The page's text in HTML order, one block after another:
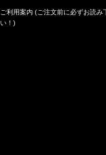
ご利用案内 (ご注文前に必ずお読み
い！)